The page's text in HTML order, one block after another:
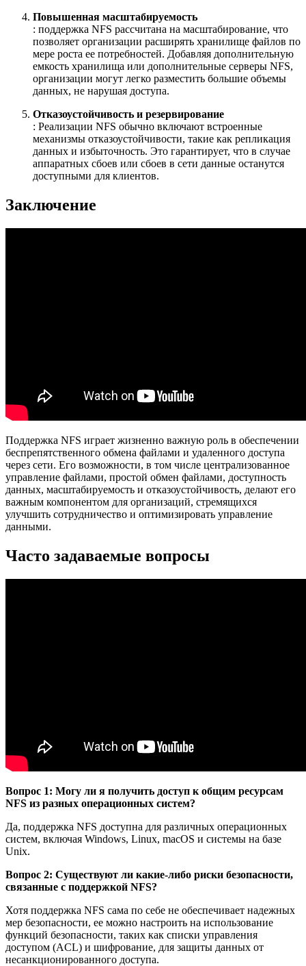
Повышенная масштабируемость
: поддержка NFS рассчитана на масштабирование, что
позволяет организации расширять хранилище файлов по
мере роста ее потребностей. Добавляя дополнительную
емкость хранилища или дополнительные серверы NFS,
организации могут легко разместить большие объемы
данных, не нарушая доступа.
Отказоустойчивость и резервирование
: Реализации NFS обычно включают встроенные
механизмы отказоустойчивости, такие как репликация
данных и избыточность. Это гарантирует, что в случае
аппаратных сбоев или сбоев в сети данные останутся
доступными для клиентов.
Заключение
Поддержка NFS играет жизненно важную роль в обеспечении
беспрепятственного обмена файлами и удаленного доступа
через сети. Его возможности, в том числе централизованное
управление файлами, простой обмен файлами, доступность
данных, масштабируемость и отказоустойчивость, делают его
важным компонентом для организаций, стремящихся
улучшить сотрудничество и оптимизировать управление
данными.
Часто задаваемые вопросы
Вопрос 1: Могу ли я получить доступ к общим ресурсам
NFS из разных операционных систем?
Да, поддержка NFS доступна для различных операционных
систем, включая Windows, Linux, macOS и системы на базе
Unix.
Вопрос 2: Существуют ли какие-либо риски безопасности,
связанные с поддержкой NFS?
Хотя поддержка NFS сама по себе не обеспечивает надежных
мер безопасности, ее можно настроить на использование
функций безопасности, таких как списки управления
доступом (ACL) и шифрование, для защиты данных от
несанкционированного доступа.